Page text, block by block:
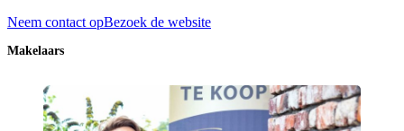
Neem contact opBezoek de website
Makelaars